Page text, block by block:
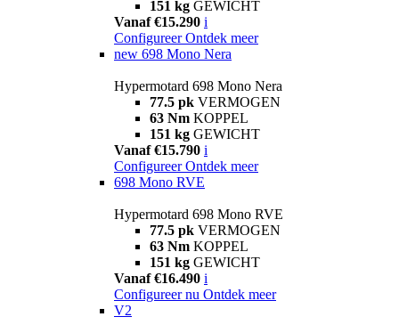
151 kg GEWICHT
Vanaf €15.290 i
Configureer Ontdek meer
new 698 Mono Nera
Hypermotard 698 Mono Nera
77.5 pk VERMOGEN
63 Nm KOPPEL
151 kg GEWICHT
Vanaf €15.790 i
Configureer Ontdek meer
698 Mono RVE
Hypermotard 698 Mono RVE
77.5 pk VERMOGEN
63 Nm KOPPEL
151 kg GEWICHT
Vanaf €16.490 i
Configureer nu Ontdek meer
V2